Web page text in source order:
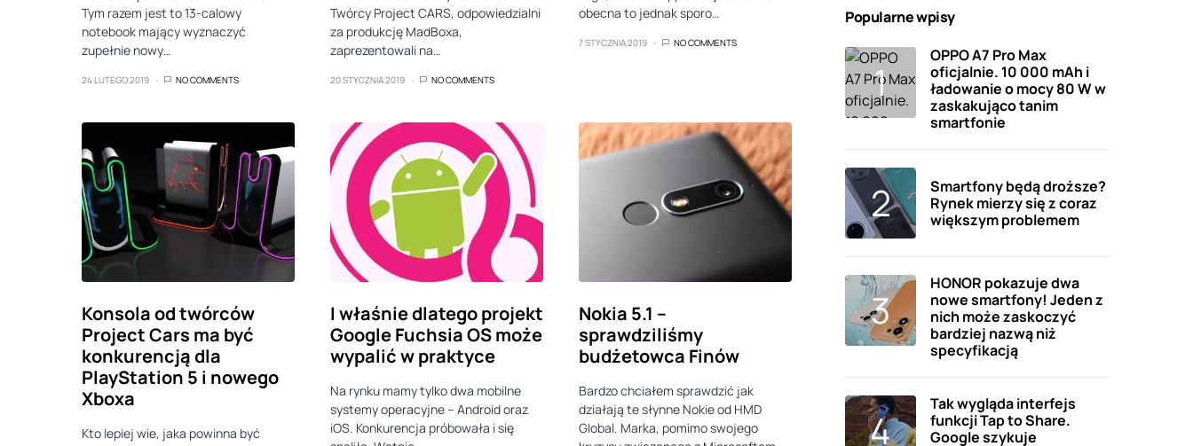
Tym razem jest to 13-calowy
notebook mający wyznaczyć
zupełnie nowy…
24 LUTEGO 2019 NO COMMENTS
Twórcy Project CARS, odpowiedzialni
za produkcję MadBoxa,
zaprezentowali na…
20 STYCZNIA 2019 NO COMMENTS
obecna to jednak sporo…
7 STYCZNIA 2019 NO COMMENTS
Konsola od twórców
Project Cars ma być
konkurencją dla
PlayStation 5 i nowego
Xboxa
Kto lepiej wie, jaka powinna być
I właśnie dlatego projekt
Google Fuchsia OS może
wypalić w praktyce
Na rynku mamy tylko dwa mobilne
systemy operacyjne – Android oraz
iOS. Konkurencja próbowała i się
Nokia 5.1 –
sprawdziliśmy
budżetowca Finów
Bardzo chciałem sprawdzić jak
działają te słynne Nokie od HMD
Global. Marka, pomimo swojego
Popularne wpisy
OPPO A7 Pro Max
oficjalnie. 10 000 mAh i
ładowanie o mocy 80 W w
zaskakująco tanim
smartfonie
Smartfony będą droższe?
Rynek mierzy się z coraz
większym problemem
HONOR pokazuje dwa
nowe smartfony! Jeden z
nich może zaskoczyć
bardziej nazwą niż
specyfikacją
Tak wygląda interfejs
funkcji Tap to Share.
Google szykuje